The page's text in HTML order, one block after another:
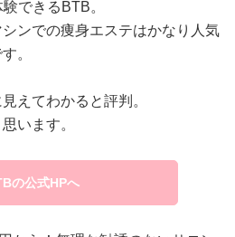
できるBTB。
ンでの痩身エステはかなり人気
。
えてわかると評判。
います。
の公式HPへ